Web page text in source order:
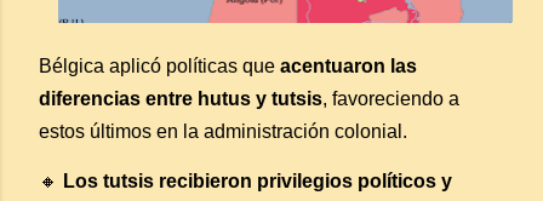
Bélgica aplicó políticas que acentuaron las
diferencias entre hutus y tutsis, favoreciendo a
estos últimos en la administración colonial.
🔸
Los tutsis recibieron privilegios políticos y